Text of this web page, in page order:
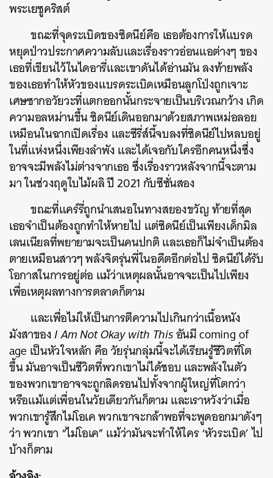
พระเยซูคริสต์
ขณะที่จุดระเบิดของซิดนีย์คือ เธอต้องการให้แบรด
หยุดป่าวประกาศความลับและเรื่องราวอ่อนแอต่างๆ ของ
เธอที่เขียนไว้ในไดอารี่และเขาดันได้อ่านมันลงท้ายพลัง
ของเธอทำให้หัวของแบรดระเบิดเหมือนลูกโป่งถูกเจาะ
เศษซากอวัยวะที่แตกออกนั้นกระจายเป็นบริเวณกว้าง เกิด
ความอลหม่านขึ้น ซิดนีย์เดินออกมาด้วยสภาพเหม่อลอย
เหมือนในฉากเปิดเรื่อง และซีรี่ส์นี้จบลงที่ซิดนีย์ไปหลบอยู่
ในที่แห่งหนึ่งเพียงลำพัง และได้เจอกับใครอีกคนหนึ่งซึ่ง
อาจจะมีพลังไม่ต่างจากเธอ ซึ่งเรื่องราวหลังจากนี้จะตาม
มา ในช่วงฤดูใบไม้ผลิ ปี 2021 กับซีซั่นสอง
ขณะที่แคร์รี่ถูกนำเสนอในทางสยองขวัญ ท้ายที่สุด
เธอจำเป็นต้องถูกทำให้หายไป แต่ซิดนีย์เป็นเพียงเด็กมิล
เลนเนียลที่พยายามจะเป็นคนปกติ และเธอก็ไม่จำเป็นต้อง
ตายเหมือนสาวๆ พลังจิตรุ่นพี่ในอดีตอีกต่อไป ซิดนีย์ได้รับ
โอกาสในการอยู่ต่อ แม้ว่าเหตุผลนั้นอาจจะเป็นไปเพียง
เพื่อเหตุผลทางการตลาดก็ตาม
และเพื่อไม่ให้เป็นการตีความไปเกินกว่าเนื้อหนัง
มังสาของI Am Not Okay with Thisอันมี coming of
age เป็นหัวใจหลัก คือ วัยรุ่นกลุ่มนี้จะได้เรียนรู้ชีวิตที่โต
ขึ้น มันอาจเป็นชีวิตที่พวกเขาไม่ได้ชอบ และพลังในตัว
ของพวกเขาอาจจะถูกลิดรอนไปทั้งจากผู้ใหญ่ที่โตกว่า
หรือแม้แต่เพื่อนในวัยเดียวกันก็ตาม และเราหวังว่าเมื่อ
พวกเขารู้สึกไม่โอเค พวกเขาจะกล้าพอที่จะพูดออกมาดังๆ
ว่า พวกเขา “ไม่โอเค” แม้ว่ามันจะทำให้ใคร ‘หัวระเบิด’ ไป
บ้างก็ตาม